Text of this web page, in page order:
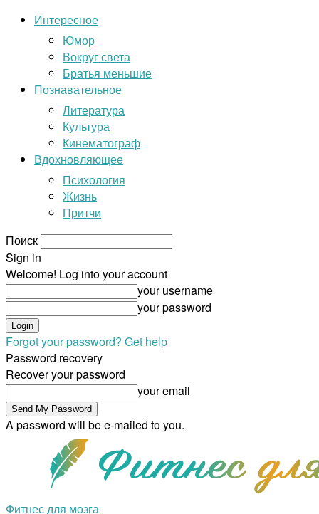
Интересное
Юмор
Вокруг света
Братья меньшие
Познавательное
Литература
Культура
Кинематограф
Вдохновляющее
Психология
Жизнь
Притчи
Поиск
Sign in
Welcome! Log into your account
your username
your password
Forgot your password? Get help
Password recovery
Recover your password
your email
A password will be e-mailed to you.
Фитнес для мозга